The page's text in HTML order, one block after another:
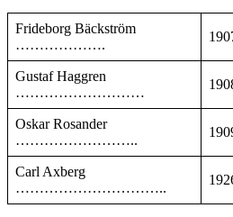
Frideborg Bäckström
……………….
Gustaf Haggren
………………………
Oskar Rosander
……………………..
Carl Axberg
…………………………..